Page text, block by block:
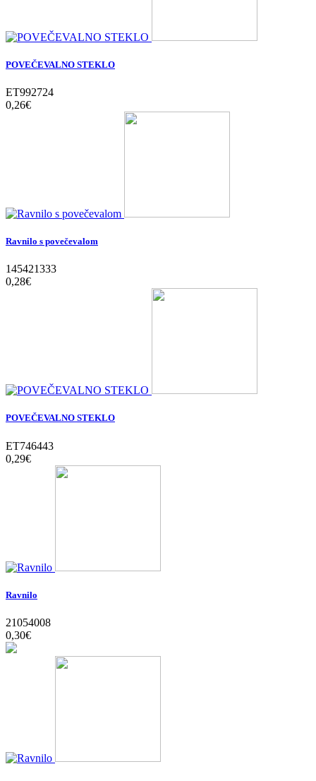
POVEČEVALNO STEKLO
ET992724
0,26‎€
Ravnilo s povečevalom
145421333
0,28‎€
POVEČEVALNO STEKLO
ET746443
0,29‎€
Ravnilo
21054008
0,30‎€